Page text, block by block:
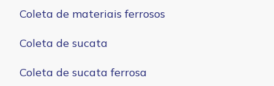
Coleta de materiais ferrosos
Coleta de sucata
Coleta de sucata ferrosa